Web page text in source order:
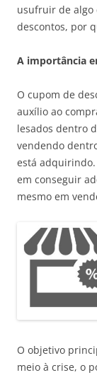
usufruir de
descontos, por
A importância
O cupom de
auxílio ao
lesados dentro
vendendo
está
em conseguir
mesmo em
O objetivo
meio à crise, o